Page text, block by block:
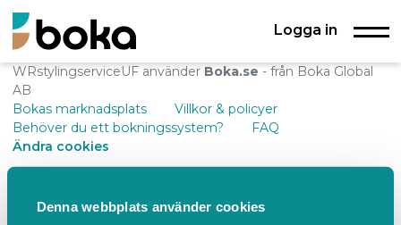
Denna webbplats använder cookies
Logga in
WRstylingserviceUF använder Boka.se - från Boka Global
AB
Bokas marknadsplats
Villkor & policyer
Behöver du ett bokningssystem?
FAQ
Ändra cookies